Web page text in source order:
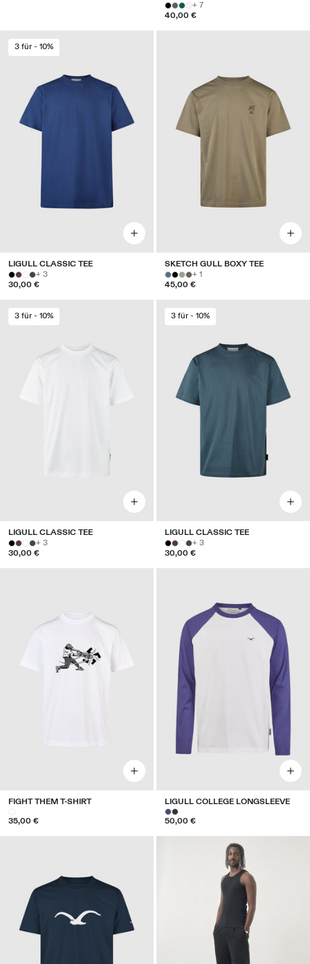
+ 7
40,00 €
3 für - 10%
LIGULL CLASSIC TEE
+ 3
30,00 €
SKETCH GULL BOXY TEE
+ 1
45,00 €
3 für - 10%
LIGULL CLASSIC TEE
+ 3
30,00 €
3 für - 10%
LIGULL CLASSIC TEE
+ 3
30,00 €
FIGHT THEM T-SHIRT
35,00 €
LIGULL COLLEGE LONGSLEEVE
50,00 €